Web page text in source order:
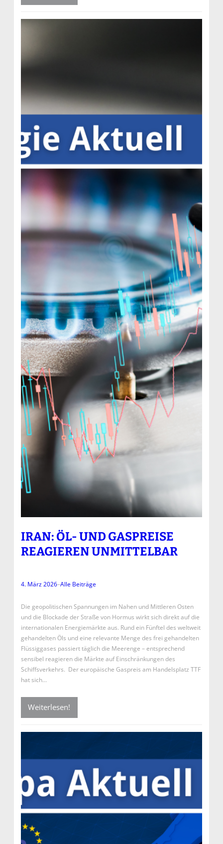
IRAN: ÖL- UND GASPREISE
REAGIEREN UNMITTELBAR
4. März 2026–Alle Beiträge
Die geopolitischen Spannungen im Nahen und Mittleren Osten
und die Blockade der Straße von Hormus wirkt sich direkt auf die
internationalen Energiemärkte aus. Rund ein Fünftel des weltweit
gehandelten Öls und eine relevante Menge des frei gehandelten
Flüssiggases passiert täglich die Meerenge – entsprechend
sensibel reagieren die Märkte auf Einschränkungen des
Schiffsverkehrs. Der europäische Gaspreis am Handelsplatz TTF
hat sich…
Weiterlesen!